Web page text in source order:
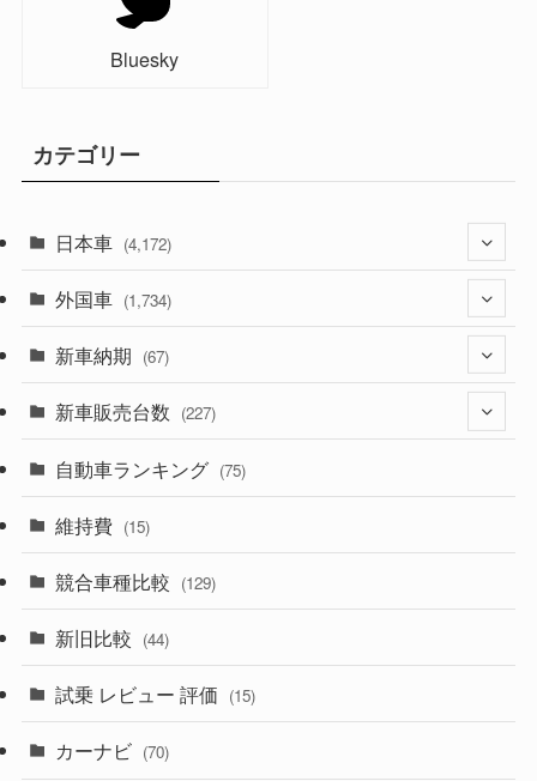
Bluesky
カテゴリー
日本車 (4,172)
(1,321)
(329)
(525)
(357)
(328)
(194)
(230)
(253)
外国車 (1,734)
(242)
(85)
(84)
(14)
(222)
(50)
(58)
新車納期 (67)
(28)
(8)
(3)
(3)
(5)
(1)
新車販売台数 (227)
(21)
(5)
(7)
自動車ランキング (75)
維持費 (15)
競合車種比較 (129)
新旧比較 (44)
試乗 レビュー 評価 (15)
カーナビ (70)